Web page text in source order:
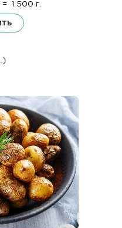
= 1 500 г.